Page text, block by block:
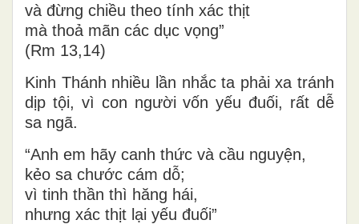
và đừng chiều theo tính xác thịt
mà thoả mãn các dục vọng”
(Rm 13,14)
Kinh Thánh nhiều lần nhắc ta phải xa tránh
dịp tội, vì con người vốn yếu đuối, rất dễ
sa ngã.
“Anh em hãy canh thức và cầu nguyện,
kẻo sa chước cám dỗ;
vì tinh thần thì hăng hái,
nhưng xác thịt lại yếu đuối”